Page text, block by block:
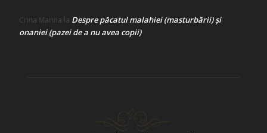
Crina Marina la Despre păcatul malahiei (masturbării) şi
onaniei (pazei de a nu avea copii)